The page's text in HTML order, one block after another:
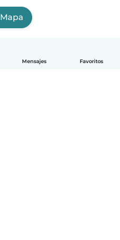
Mensajes Favoritos
Mapa